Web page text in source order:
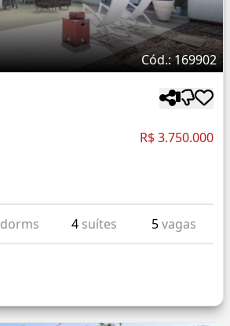
Cód.: 169902
R$ 3.750.000
dorms 4 suítes 5vagas